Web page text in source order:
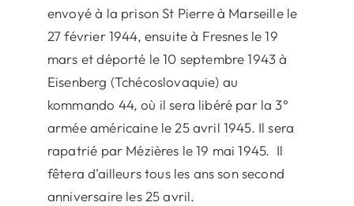
envoyé à la prison St Pierre à Marseille le
27 février 1944, ensuite à Fresnes le 19
mars et déporté le 10 septembre 1943 à
Eisenberg (Tchécoslovaquie) au
kommando 44, où il sera libéré par la 3°
armée américaine le 25 avril 1945. Il sera
rapatrié par Mézières le 19 mai 1945. Il
fêtera d’ailleurs tous les ans son second
anniversaire les 25 avril.